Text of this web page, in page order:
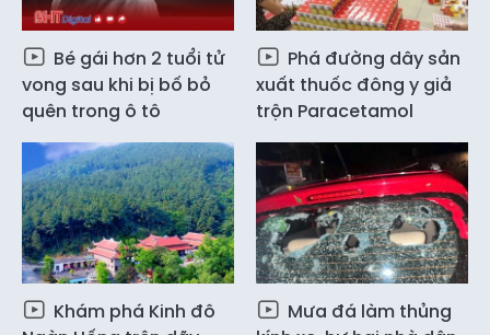
Bé gái hơn 2 tuổi tử
vong sau khi bị bố bỏ
quên trong ô tô
Phá đường dây sản
xuất thuốc đông y giả
trộn Paracetamol
Khám phá Kinh đô
Mưa đá làm thủng